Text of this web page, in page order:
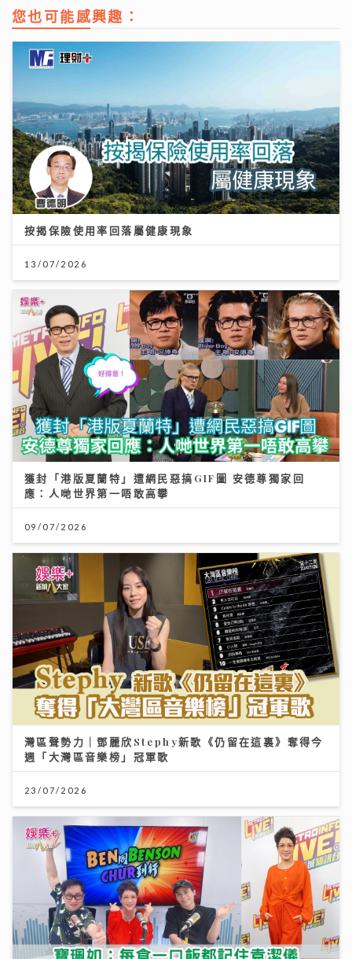
您也可能感興趣：
按揭保險使用率回落屬健康現象
13/07/2026
獲封「港版夏蘭特」遭網民惡搞GIF圖 安德尊獨家回
應：人哋世界第一唔敢高攀
09/07/2026
灣區聲勢力｜鄧麗欣Stephy新歌《仍留在這裏》奪得今
週「大灣區音樂榜」冠軍歌
23/07/2026